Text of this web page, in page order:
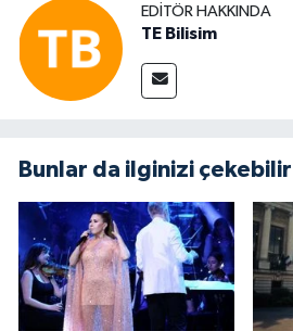
EDITÖR HAKKINDA
TE Bilisim
Bunlar da ilginizi çekebilir